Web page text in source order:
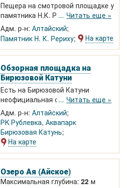
Пещера на смотровой площадке у
памятника Н.К. Рериху. напротив
Тавдинских пещер.
Читать еще »
Адм. р-н: Алтайский
Памятник Н. К. Рериху
На карте
Обзорная площадка на
Бирюзовой Катуни
Есть на Бирюзовой Катуни
неофициальная обзорная
площадка, откуда открывается
вид на реку Катунь с одной
стороны и на пасеку с прудом с
другой стороны.
Читать еще »
Адм. р-н: Алтайский
РK Рублевка, Аквапарк
Бирюзовая Катунь
На карте
Озеро Ая (Айское)
Максимальная глубина: 22 м